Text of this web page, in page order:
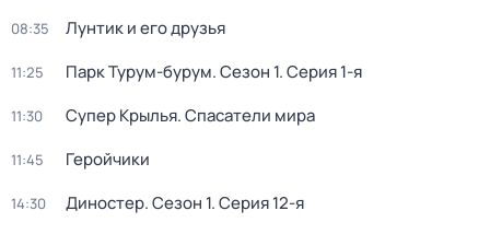
08:35 Лунтик и его друзья
11:25 Парк Турум-бурум. Сезон 1. Серия 1-я
11:30 Супер Крылья. Спасатели мира
11:45 Геройчики
14:30 Диностер. Сезон 1. Серия 12-я